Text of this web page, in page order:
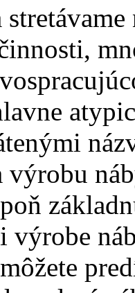
výrobu
výrobe